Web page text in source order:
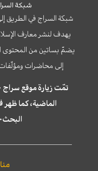
شبكة
شبكة السراج في الطريق
يهدف لنشر معارف
يضمّ بساتين من المحتوى
إلى محاضرات
الماضية، كما
البحث٢٢,٢٩٠,٠٠٠ مرّة.